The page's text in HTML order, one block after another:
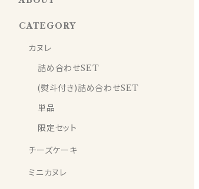
CATEGORY
カヌレ
詰め合わせSET
(熨斗付き)詰め合わせSET
単品
限定セット
チーズケーキ
ミニカヌレ